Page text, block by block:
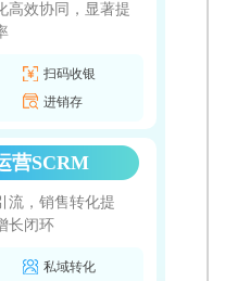
高效协同，显著提
扫码收银
进销存
营SCRM
流，销售转化提
长闭环
私域转化